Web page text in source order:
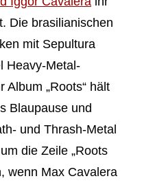
Die brasilianischen
mit Sepultura
Heavy-Metal-
Album „Roots“ hält
Blaupause und
und Thrash-Metal
die Zeile „Roots
wenn Max Cavalera